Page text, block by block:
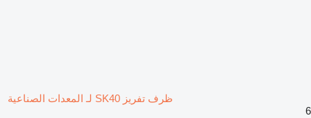
ظرف تفريز SK40 لـ المعدات الصناعية
6